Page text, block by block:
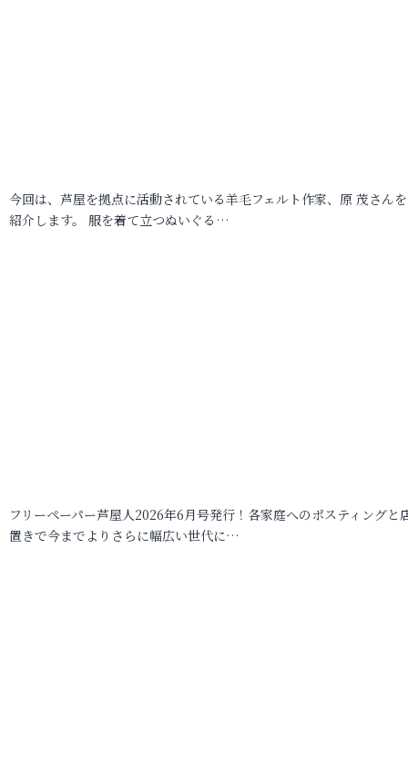
今回は、芦屋を拠点に活動されている羊毛フェルト作家、原 茂さん
紹介します。 服を着て立つぬいぐる…
フリーペーパー芦屋人2026年6月号発行！各家庭へのポスティングと
置きで今までよりさらに幅広い世代に…